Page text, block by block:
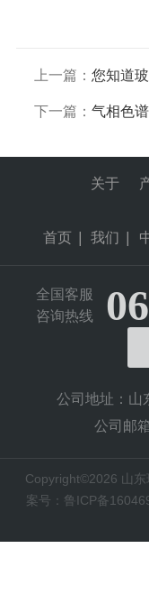
上一篇： 您知道
下一篇： 气相色
首页
关于
我们
全国客服
咨询热线
公司地址：山
公司邮
Copyright©2026 山
案号：鲁ICP备